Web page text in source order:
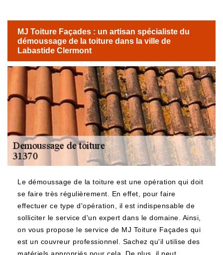
MJ Toiture Façades : un artisan spécialiste du
démoussage de la toiture dans la ville de
Labastide Clermont
Le démoussage de la toiture est une opération qui doit
se faire très régulièrement. En effet, pour faire
effectuer ce type d'opération, il est indispensable de
solliciter le service d'un expert dans le domaine. Ainsi,
on vous propose le service de MJ Toiture Façades qui
est un couvreur professionnel. Sachez qu'il utilise des